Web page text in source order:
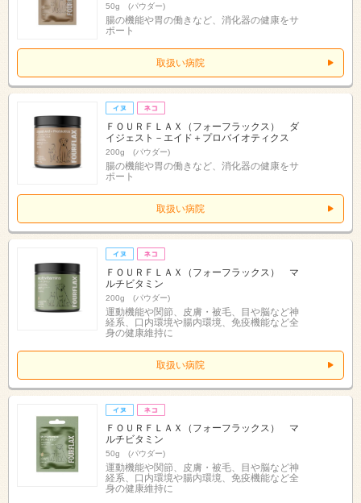
50g (パウダー)
腸の機能や胃の働きなど、消化器の健康をサ
ポート
取扱い病院
ＦＯＵＲＦＬＡＸ（フォーフラックス） ダ
イジェスト－エイド＋プロバイオティクス
200g (パウダー)
腸の機能や胃の働きなど、消化器の健康をサ
ポート
取扱い病院
ＦＯＵＲＦＬＡＸ（フォーフラックス） マ
ルチビタミン
200g (パウダー)
運動機能や関節、皮膚・被毛、目や脳など神
経系、口内環境や腸内環境、免疫機能など全
身の健康維持に
取扱い病院
ＦＯＵＲＦＬＡＸ（フォーフラックス） マ
ルチビタミン
50g (パウダー)
運動機能や関節、皮膚・被毛、目や脳など神
経系、口内環境や腸内環境、免疫機能など全
身の健康維持に